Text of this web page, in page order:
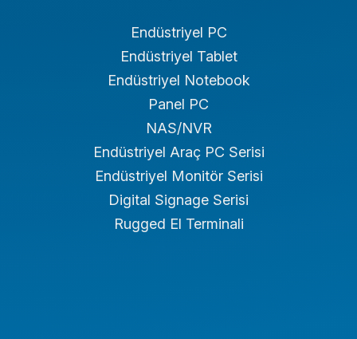
Endüstriyel PC
Endüstriyel Tablet
Endüstriyel Notebook
Panel PC
NAS/NVR
Endüstriyel Araç PC Serisi
Endüstriyel Monitör Serisi
Digital Signage Serisi
Rugged El Terminali